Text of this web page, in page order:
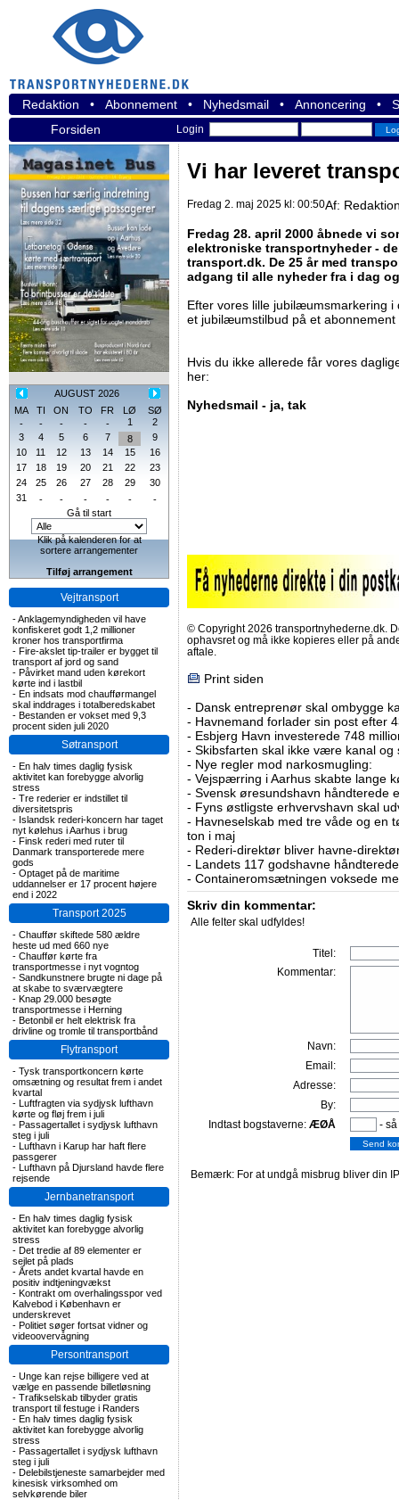
Redaktion • Abonnement • Nyhedsmail • Annoncering •
Forsiden
Login
AUGUST 2026
MA
TI ON TO FR LØ
SØ
-
- - - - 1
2
3
4 5 6 7 8
9
10
11 12 13 14 15
16
17
18 19 20 21 22
23
24
25 26 27 28 29
30
31
- - - - -
-
Gå til start
Klik på kalenderen for at
sortere arrangementer
Tilføj arrangement
Vejtransport
-Anklagemyndigheden vil have
konfiskeret godt 1,2 millioner
kroner hos transportfirma
- Fire-akslet tip-trailer er bygget til
transport af jord og sand
- Påvirket mand uden kørekort
kørte ind i lastbil
- En indsats mod chaufførmangel
skal inddrages i totalberedskabet
- Bestanden er vokset med 9,3
procent siden juli 2020
Søtransport
- En halv times daglig fysisk
aktivitet kan forebygge alvorlig
stress
- Tre rederier er indstillet til
diversitetspris
- Islandsk rederi-koncern har taget
nyt kølehus i Aarhus i brug
- Finsk rederi med ruter til
Danmark transporterede mere
gods
- Optaget på de maritime
uddannelser er 17 procent højere
end i 2022
Transport 2025
- Chauffør skiftede 580 ældre
heste ud med 660 nye
- Chauffør kørte fra
transportmesse i nyt vogntog
- Sandkunstnere brugte ni dage på
at skabe to sværvægtere
- Knap 29.000 besøgte
transportmesse i Herning
- Betonbil er helt elektrisk fra
drivline og tromle til transportbånd
Flytransport
- Tysk transportkoncern kørte
omsætning og resultat frem i andet
kvartal
- Luftfragten via sydjysk lufthavn
kørte og fløj frem i juli
- Passagertallet i sydjysk lufthavn
steg i juli
- Lufthavn i Karup har haft flere
passgerer
- Lufthavn på Djursland havde flere
rejsende
Jernbanetransport
- En halv times daglig fysisk
aktivitet kan forebygge alvorlig
stress
- Det tredie af 89 elementer er
sejlet på plads
- Årets andet kvartal havde en
positiv indtjeningvækst
- Kontrakt om overhalingsspor ved
Kalvebod i København er
underskrevet
- Politiet søger fortsat vidner og
videoovervågning
Persontransport
- Unge kan rejse billigere ved at
vælge en passende billetløsning
- Trafikselskab tilbyder gratis
transport til festuge i Randers
- En halv times daglig fysisk
aktivitet kan forebygge alvorlig
stress
- Passagertallet i sydjysk lufthavn
steg i juli
- Delebilstjeneste samarbejder med
kinesisk virksomhed om
selvkørende biler
Vi har leveret
Fredag 2. maj 2025 kl: 00:50Af:
Fredag 28. april 2000 åbnede vi
elektroniske transportnyheder -
transport.dk. De 25 år med
adgang til alle nyheder fra i dag
Efter vores lille jubilæumsmarkering
et jubilæumstilbud på et
Hvis du ikke allerede får vores
her:
Nyhedsmail - ja, tak
© Copyright 2026 transportnyhederne.dk.
ophavsret og må ikke kopieres eller på
aftale.
Print siden
- Dansk entreprenør skal ombygge
- Havnemand forlader sin post efter
- Esbjerg Havn investerede 748
- Skibsfarten skal ikke være kanal og
- Nye regler mod narkosmugling:
- Vejspærring i Aarhus skabte lange
- Svensk øresundshavn håndterede
- Fyns østligste erhvervshavn skal
- Havneselskab med tre våde og en
ton i maj
- Rederi-direktør bliver havne-
- Landets 117 godshavne
- Containeromsætningen voksede
Skriv din kommentar:
Alle felter skal udfyldes!
Titel:
Kommentar:
Navn:
Email:
Adresse:
By:
Indtast bogstaverne: ÆØÅ -
Bemærk: For at undgå misbrug bliver din